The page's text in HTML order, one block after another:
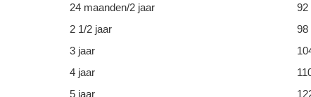
24 maanden/2 jaar
92
2 1/2 jaar
98
3 jaar
4 jaar
5 jaar